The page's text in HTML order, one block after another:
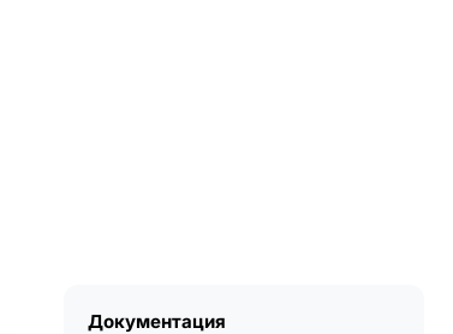
Документация